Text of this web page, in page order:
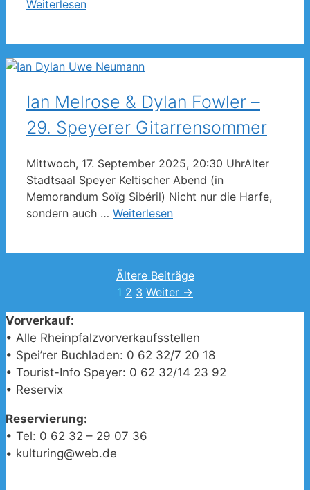
Weiterlesen
Ian Melrose & Dylan Fowler –
29. Speyerer Gitarrensommer
Mittwoch, 17. September 2025, 20:30 UhrAlter
Stadtsaal Speyer Keltischer Abend (in
Memorandum Soïg Sibéril) Nicht nur die Harfe,
sondern auch … Weiterlesen
Ältere Beiträge
Seite
1 Seite
2 Seite
3 Weiter →
Vorverkauf:
• Alle Rheinpfalzvorverkaufsstellen
• Spei’rer Buchladen: 0 62 32/7 20 18
• Tourist-Info Speyer: 0 62 32/14 23 92
• Reservix
Reservierung:
• Tel: 0 62 32 – 29 07 36
• kulturing@web.de